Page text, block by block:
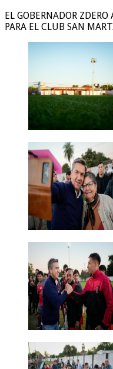
EL GOBERNADOR
PARA EL CLUB SAN